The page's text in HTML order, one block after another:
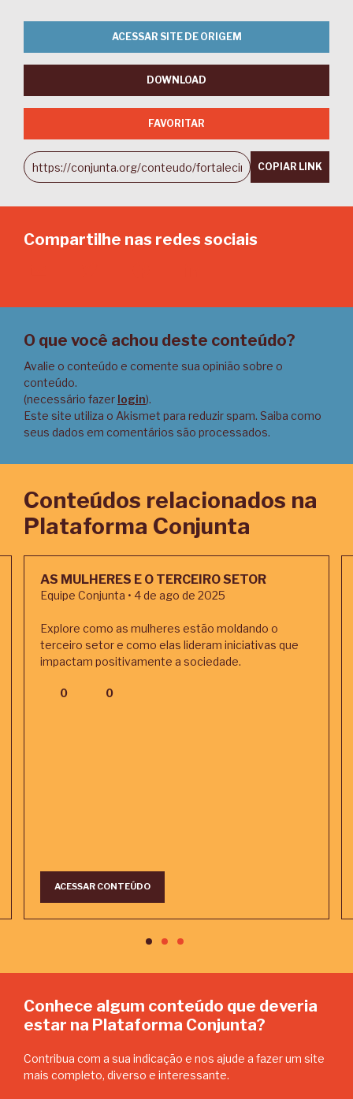
ACESSAR SITE DE ORIGEM
DOWNLOAD
FAVORITAR
COPIAR LINK
Compartilhe nas redes sociais
O que você achou deste conteúdo?
Avalie o conteúdo e comente sua opinião sobre o
conteúdo.
(necessário fazer login).
Este site utiliza o Akismet para reduzir spam. Saiba como
seus dados em comentários são processados.
Conteúdos relacionados na
Plataforma Conjunta
AS MULHERES E O TERCEIRO SETOR
Equipe Conjunta • 4 de ago de 2025
Explore como as mulheres estão moldando o
terceiro setor e como elas lideram iniciativas que
impactam positivamente a sociedade.
0 0
ACESSAR CONTEÚDO
Conhece algum conteúdo que deveria
estar na Plataforma Conjunta?
Contribua com a sua indicação e nos ajude a fazer um site
mais completo, diverso e interessante.